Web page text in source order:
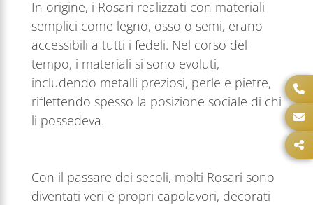
In origine, i Rosari realizzati con materiali
semplici come legno, osso o semi, erano
accessibili a tutti i fedeli. Nel corso del
tempo, i materiali si sono evoluti,
includendo metalli preziosi, perle e pietre,
riflettendo spesso la posizione sociale di chi
li possedeva.
Con il passare dei secoli, molti Rosari sono
diventati veri e propri capolavori, decorati